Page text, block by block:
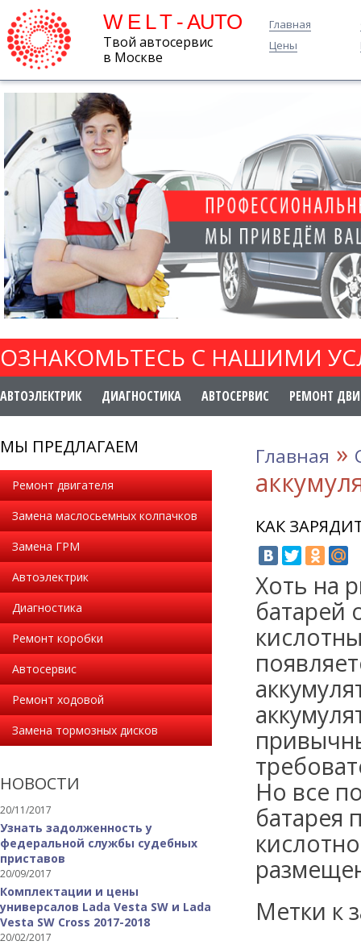
W E L T - AUTO
Твой автосервис
в Москве
Главная
Цены
ОЗНАКОМЬТЕСЬ С НАШИМИ
АВТОЭЛЕКТРИК ДИАГНОСТИКА АВТОСЕРВИС РЕМОНТ
МЫ ПРЕДЛАГАЕМ
Ремонт двигателя
Замена маслосьемных колпачков
Замена ГРМ
Автоэлектрик
Диагностика
Ремонт коробки
Автосервис
Ремонт ходовой
Замена тормозных дисков
НОВОСТИ
20/11/2017
Узнать задолженность у
федеральной службы судебных
приставов
20/09/2017
Комплектации и цены
универсалов Lada Vesta SW и Lada
Vesta SW Cross 2017-2018
20/02/2017
Главная »
КАК
Хоть на
батарей
Но все
батарея
Метки к